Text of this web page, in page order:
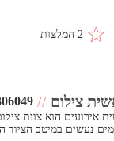
2 המלצות
צילום //
אירועים הוא צוות
נעשים במיטב הציוד